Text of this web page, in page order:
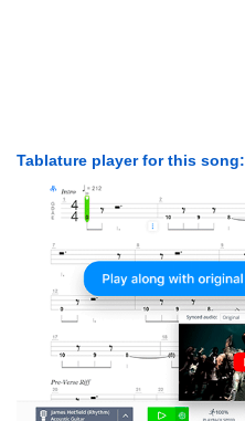
Tablature player for this song: